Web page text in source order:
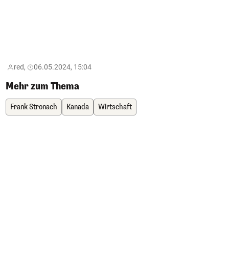
red, 06.05.2024, 15:04
Mehr zum Thema
Frank Stronach Kanada Wirtschaft